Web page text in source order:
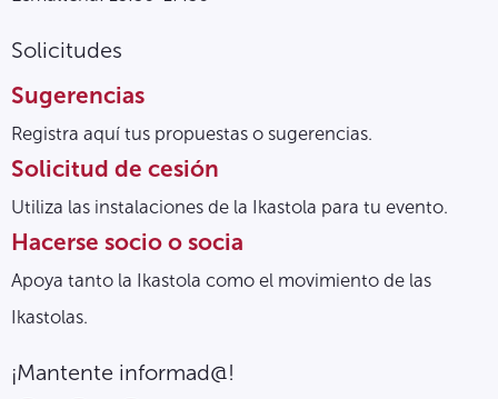
Solicitudes
Sugerencias
Registra aquí tus propuestas o sugerencias.
Solicitud de cesión
Utiliza las instalaciones de la Ikastola para tu evento.
Hacerse socio o socia
Apoya tanto la Ikastola como el movimiento de las
Ikastolas.
¡Mantente informad@!